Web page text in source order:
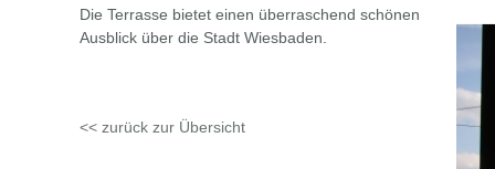
Die Terrasse bietet einen überraschend schönen
Ausblick über die Stadt Wiesbaden.
<< zurück zur Übersicht